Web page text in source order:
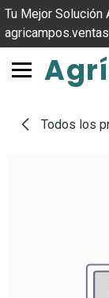
Tu Mejor Solución
Todos los